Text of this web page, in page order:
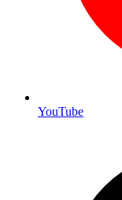
YouTube